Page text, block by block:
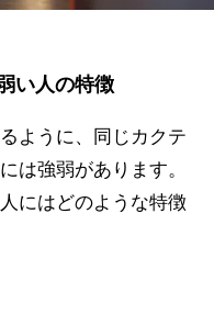
い人の特徴
ように、同じカクテ
は強弱があります。
にはどのような特徴